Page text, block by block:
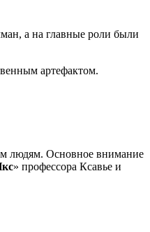
а на главные роли были
артефактом.
людям. Основное внимание
» профессора Ксавье и